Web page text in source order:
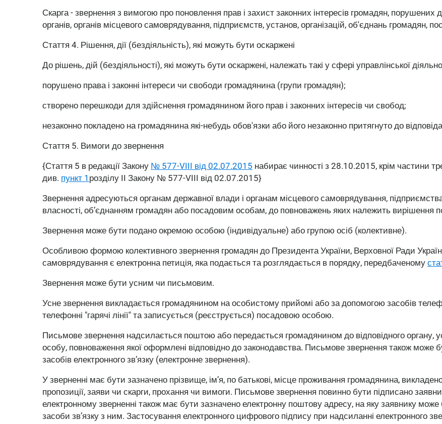
Скарга - звернення з вимогою про поновлення прав і захист законних інтересів громадян,
органів, органів місцевого самоврядування, підприємств, установ, організацій, об'єднань громадян,
Стаття 4. Рішення, дії (бездіяльність), які можуть бути оскаржені
До рішень, дій (бездіяльності), які можуть бути оскаржені, належать такі у сфері управлінської
порушено права і законні інтереси чи свободи громадянина (групи громадян);
створено перешкоди для здійснення громадянином його прав і законних інтересів чи свобод;
незаконно покладено на громадянина які-небудь обов'язки або його незаконно притягнуто до
Стаття 5. Вимоги до звернення
{Стаття 5 в редакції Закону № 577-VIII від 02.07.2015 набирає чинності з 28.10.2015, крім частини
див. пункт 1 розділу II Закону № 577-VIII від 02.07.2015}
Звернення адресуються органам державної влади і органам місцевого самоврядування,
власності, об’єднанням громадян або посадовим особам, до повноважень яких належить вирішення
Звернення може бути подано окремою особою (індивідуальне) або групою осіб (колективне).
Особливою формою колективного звернення громадян до Президента України, Верховної Ради
самоврядування є електронна петиція, яка подається та розглядається в порядку, передбаченому
Звернення може бути усним чи письмовим.
Усне звернення викладається громадянином на особистому прийомі або за допомогою засобів
телефонні "гарячі лінії" та записується (реєструється) посадовою особою.
Письмове звернення надсилається поштою або передається громадянином до відповідного органу,
особу, повноваження якої оформлені відповідно до законодавства. Письмове звернення також може
засобів електронного зв’язку (електронне звернення).
У зверненні має бути зазначено прізвище, ім’я, по батькові, місце проживання громадянина,
пропозиції, заяви чи скарги, прохання чи вимоги. Письмове звернення повинно бути підписано
електронному зверненні також має бути зазначено електронну поштову адресу, на яку заявнику може
засоби зв’язку з ним. Застосування електронного цифрового підпису при надсиланні електронного